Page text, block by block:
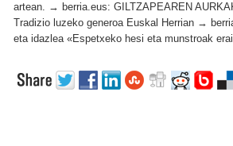
artean. → berria.eus: GILTZAPEAREN
Tradizio luzeko generoa Euskal Herrian →
eta idazlea «Espetxeko hesi eta munstroak